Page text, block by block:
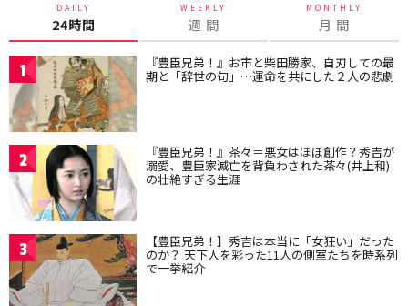
DAILY
24時間
WEEKLY
週 間
MONTHLY
月 間
1 『豊臣兄弟！』お市と柴田勝家、自刃しての最
期と「辞世の句」…運命を共にした２人の悲劇
2 『豊臣兄弟！』茶々＝悪女はほぼ創作？秀吉が
溺愛、豊臣家滅亡を背負わされた茶々(井上和)
の壮絶すぎる生涯
3 【豊臣兄弟！】秀吉は本当に「女狂い」だった
のか？ 天下人を彩った11人の側室たちを時系列
で一挙紹介